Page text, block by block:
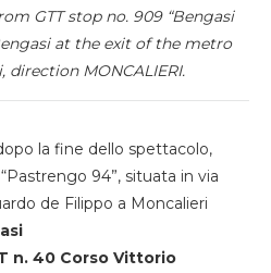
GTT stop no. 909 “Bengasi
at the exit of the metro
MONCALIERI.
la fine dello spettacolo,
94”, situata in via
de Filippo a Moncalieri
n. 40 Corso Vittorio